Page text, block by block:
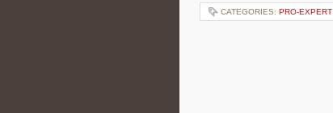
CATEGORIES: PRO-EXPERT